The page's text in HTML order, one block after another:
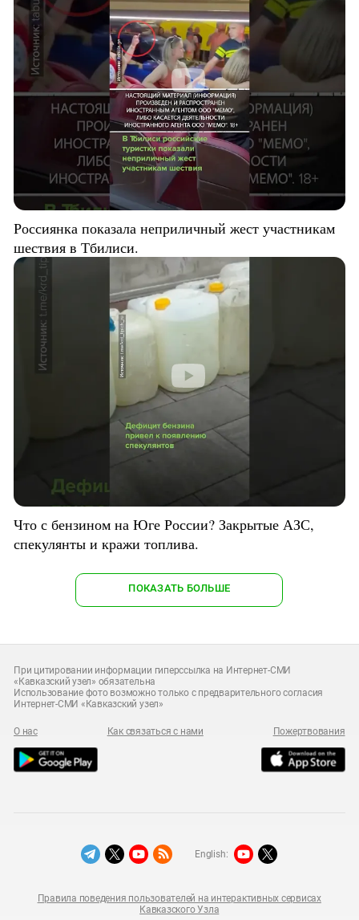
Россиянка показала неприличный жест участникам
шествия в Тбилиси.
Что с бензином на Юге России? Закрытые АЗС,
спекулянты и кражи топлива.
ПОКАЗАТЬ БОЛЬШЕ
При цитировании информации гиперссылка на Интернет-СМИ
«Кавказский узел» обязательна
Использование фото возможно только с предварительного согласия
Интернет-СМИ «Кавказский узел»
О нас Как связаться с нами Пожертвования
Правила поведения пользователей на интерактивных сервисах
Кавказского Узла
English: